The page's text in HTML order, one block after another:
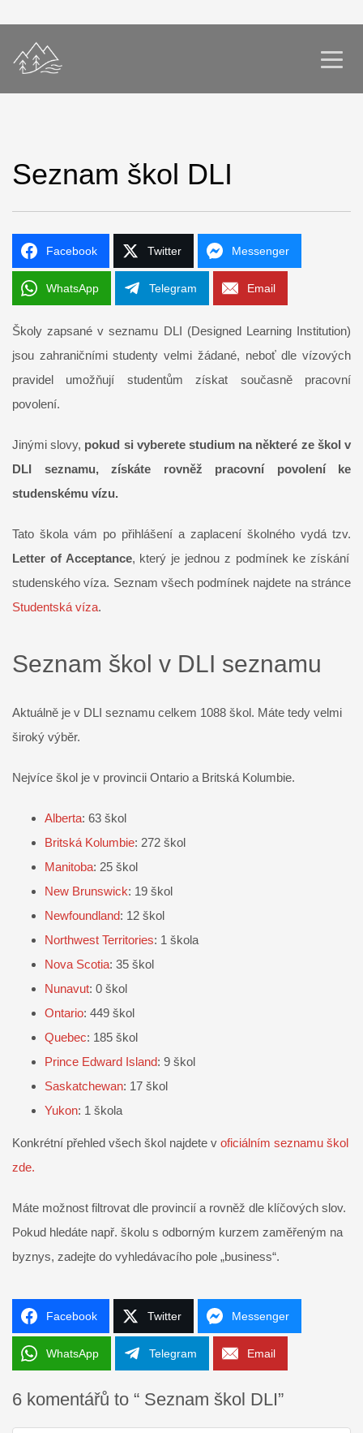
Seznam škol DLI
Facebook Twitter Messenger
WhatsApp Telegram Email
Školy zapsané v seznamu DLI (Designed Learning Institution)
jsou zahraničními studenty velmi žádané, neboť dle vízových
pravidel umožňují studentům získat současně pracovní
povolení.
Jinými slovy, pokud si vyberete studium na některé ze škol v
DLI seznamu, získáte rovněž pracovní povolení ke
studenskému vízu.
Tato škola vám po přihlášení a zaplacení školného vydá tzv.
Letter of Acceptance, který je jednou z podmínek ke získání
studenského víza. Seznam všech podmínek najdete na stránce
Studentská víza.
Seznam škol v DLI seznamu
Aktuálně je v DLI seznamu celkem 1088 škol. Máte tedy velmi
široký výběr.
Nejvíce škol je v provincii Ontario a Britská Kolumbie.
Alberta: 63 škol
Britská Kolumbie: 272 škol
Manitoba: 25 škol
New Brunswick: 19 škol
Newfoundland: 12 škol
Northwest Territories: 1 škola
Nova Scotia: 35 škol
Nunavut: 0 škol
Ontario: 449 škol
Quebec: 185 škol
Prince Edward Island: 9 škol
Saskatchewan: 17 škol
Yukon: 1 škola
Konkrétní přehled všech škol najdete v oficiálním seznamu škol
zde.
Máte možnost filtrovat dle provincií a rovněž dle klíčových slov.
Pokud hledáte např. školu s odborným kurzem zaměřeným na
byznys, zadejte do vyhledávacího pole „business“.
Facebook Twitter Messenger
WhatsApp Telegram Email
6 komentářů to “ Seznam škol DLI”